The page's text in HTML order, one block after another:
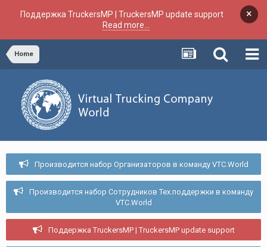
Поддержка TruckersMP | TruckersMP update support
Read more...
×
Home
Производится набор Организаторов в команду VTC.World
Производится набор Сотрудников Тех.поддержки в команду
VTC.World
Поддержка TruckersMP | TruckersMP update support